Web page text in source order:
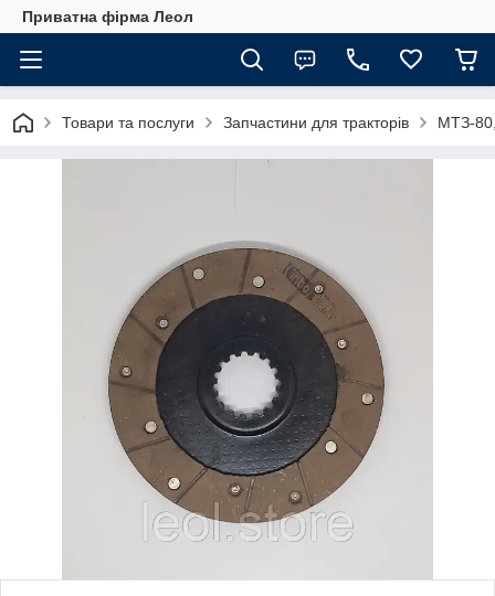
Приватна фірма Леол
Товари та послуги Запчастини для тракторів МТЗ-